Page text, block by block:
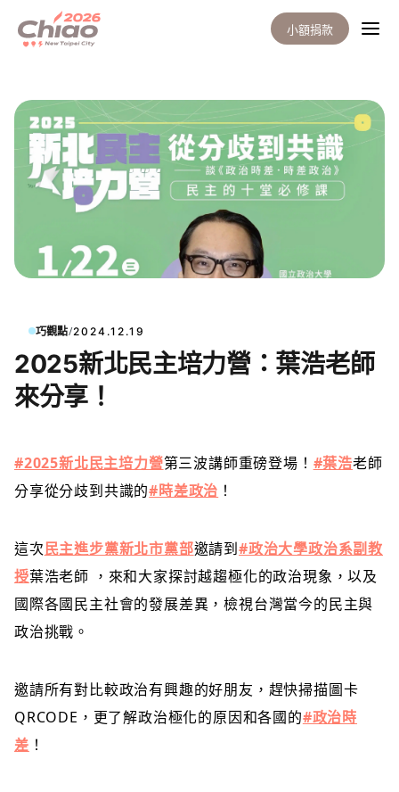
小額捐款
巧觀點/2024.12.19
2025新北民主培力營：葉浩老師
來分享！
#2025新北民主培力營第三波講師重磅登場！ #葉浩老師
分享從分歧到共識的#時差政治 ！
這次民主進步黨新北市黨部邀請到#政治大學政治系副教
授葉浩老師 ，來和大家探討越趨極化的政治現象，以及
國際各國民主社會的發展差異，檢視台灣當今的民主與
政治挑戰。
邀請所有對比較政治有興趣的好朋友，趕快掃描圖卡
QRCODE，更了解政治極化的原因和各國的#政治時
差 ！